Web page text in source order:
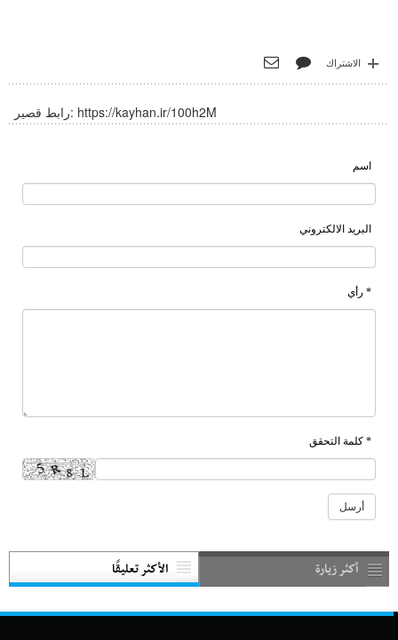
الاشتراك
رابط قصير: https://kayhan.ir/100h2M
اسم
البريد الالكتروني
* رأي
* كلمة التحقق
أكثر زيارة الأكثر تعليقًا